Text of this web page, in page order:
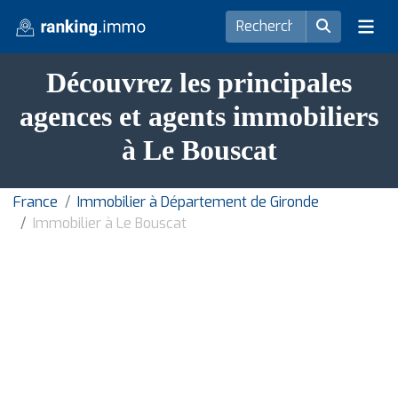
Découvrez les principales
agences et agents immobiliers
à Le Bouscat
France
Immobilier à Département de Gironde
Immobilier à Le Bouscat